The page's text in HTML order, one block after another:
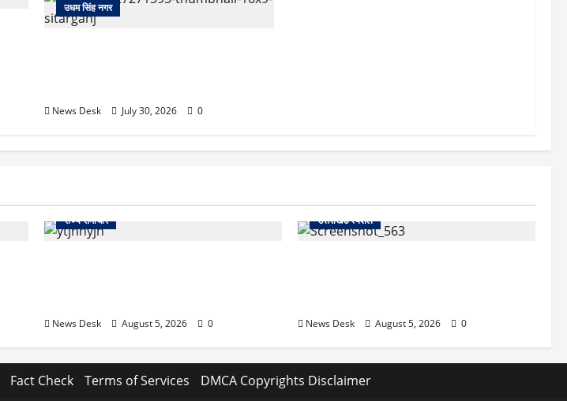
उधम सिंह नगर
News Desk July 30, 2026 0
राज्य समाचार
News Desk August 5, 2026 0
उत्तराखंड स्पेशल
News Desk August 5, 2026 0
Fact Check Terms of Services DMCA Copyrights Disclaimer